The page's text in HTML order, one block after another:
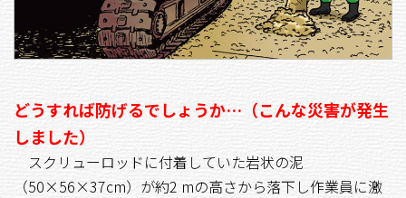
どうすれば防げるでしょうか…（こんな災害が発生
しました）
スクリューロッドに付着していた岩状の泥
（50×56×37cm）が約2 mの高さから落下し作業員に激